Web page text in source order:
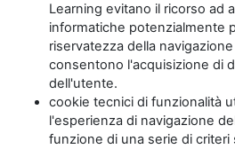
Learning evitano il ricorso ad
informatiche potenzialmente
riservatezza della
consentono l'acquisizione di
dell'utente.
cookie tecnici di funzionalità
l'esperienza di navigazione
funzione di una serie di criteri